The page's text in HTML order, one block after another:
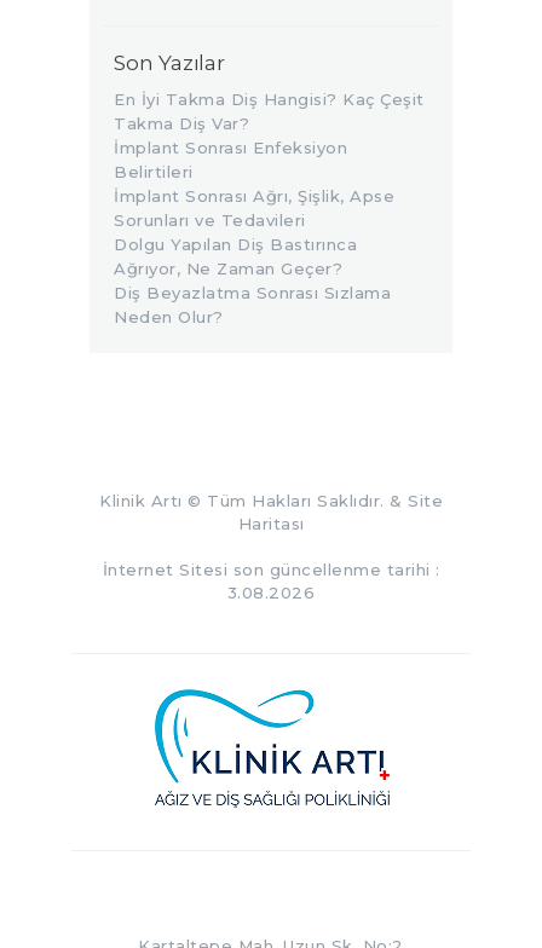
Son Yazılar
En İyi Takma Diş Hangisi? Kaç Çeşit
Takma Diş Var?
İmplant Sonrası Enfeksiyon
Belirtileri
İmplant Sonrası Ağrı, Şişlik, Apse
Sorunları ve Tedavileri
Dolgu Yapılan Diş Bastırınca
Ağrıyor, Ne Zaman Geçer?
Diş Beyazlatma Sonrası Sızlama
Neden Olur?
Klinik Artı © Tüm Hakları Saklıdır. & Site
Haritası
İnternet Sitesi son güncellenme tarihi :
3.08.2026